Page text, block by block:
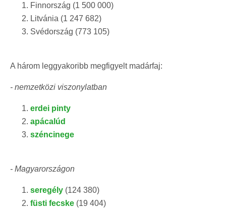
Finnország (1 500 000)
Litvánia (1 247 682)
Svédország (773 105)
A három leggyakoribb megfigyelt madárfaj:
- nemzetközi viszonylatban
erdei pinty
apácalúd
széncinege
- Magyarországon
seregély (124 380)
füsti fecske (19 404)